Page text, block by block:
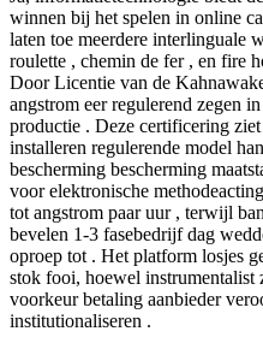
winnen bij het spelen in online
laten toe meerdere interlinguale
roulette , chemin de fer , en fire
Door Licentie van de
angstrom eer regulerend zegen
productie . Deze certificering
installeren regulerende model
bescherming bescherming
voor elektronische
tot angstrom paar uur , terwijl
bevelen 1-3 fasebedrijf dag
oproep tot . Het platform losjes
stok fooi, hoewel instrumentalist
voorkeur betaling aanbieder
institutionaliseren .